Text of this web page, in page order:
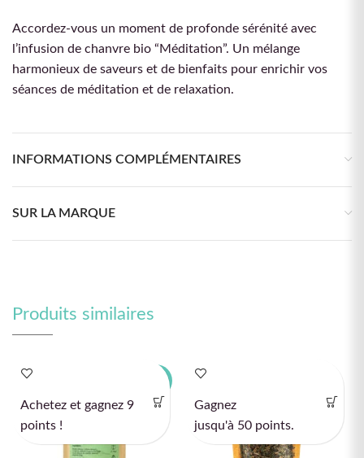
Accordez-vous un moment de profonde sérénité avec
l’infusion de chanvre bio “Méditation”. Un mélange
harmonieux de saveurs et de bienfaits pour enrichir vos
séances de méditation et de relaxation.
INFORMATIONS COMPLÉMENTAIRES
SUR LA MARQUE
Produits similaires
Achetez et gagnez 9
points !
Gagnez
jusqu'à 50 points.